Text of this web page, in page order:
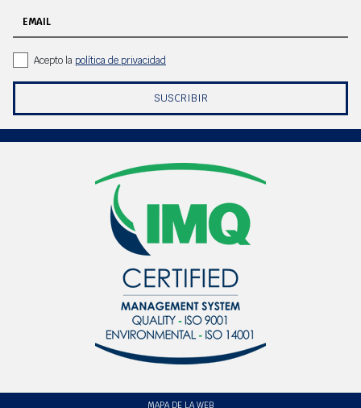
EMAIL
Acepto la política de privacidad
SUSCRIBIR
MAPA DE LA WEB